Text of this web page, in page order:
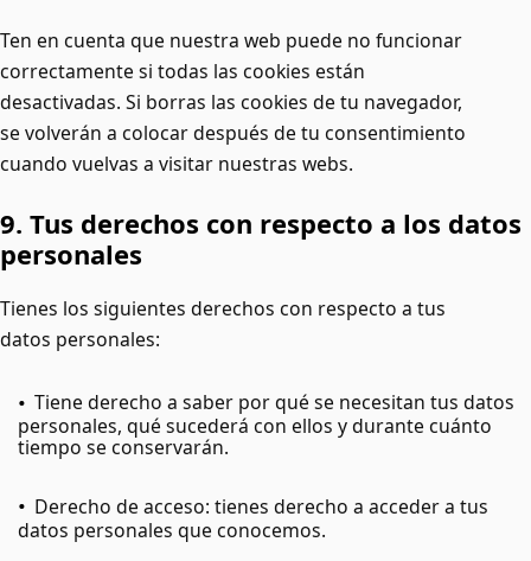
Ten en cuenta que nuestra web puede no funcionar
correctamente si todas las cookies están
desactivadas. Si borras las cookies de tu navegador,
se volverán a colocar después de tu consentimiento
cuando vuelvas a visitar nuestras webs.
9. Tus derechos con respecto a los datos
personales
Tienes los siguientes derechos con respecto a tus
datos personales:
Tiene derecho a saber por qué se necesitan tus datos
personales, qué sucederá con ellos y durante cuánto
tiempo se conservarán.
Derecho de acceso: tienes derecho a acceder a tus
datos personales que conocemos.